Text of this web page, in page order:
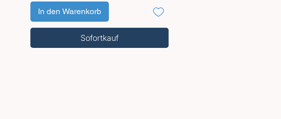
In den Warenkorb
Sofortkauf